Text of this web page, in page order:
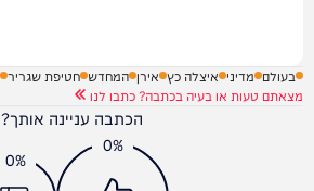
בעולם מדיני איצלה כץ אירן המחדש חטיפת שגריר
מצאתם טעות או בעיה בכתבה? כתבו לנו
הכתבה עניינה אותך?
0%
0%